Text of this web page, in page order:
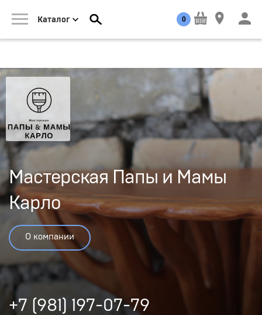
Каталог 0
Мастерская Папы и Мамы
Карло
О компании
+7 (981) 197-07-79